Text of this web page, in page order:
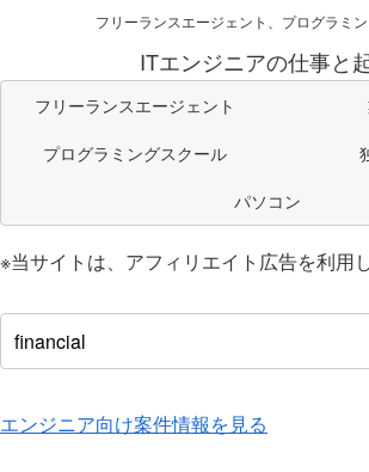
フリーランスエージェント、プログラミ
ITエンジニアの仕事と
フリーランスエージェント
プログラミングスクール
パソコン
※当サイトは、アフィリエイト広告を利用
エンジニア向け案件情報を見る